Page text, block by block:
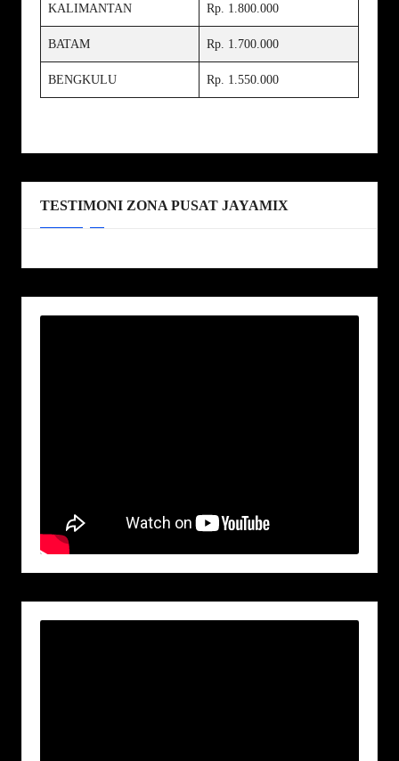
KALIMANTAN Rp. 1.800.000
BATAM Rp. 1.700.000
BENGKULU Rp. 1.550.000
TESTIMONI ZONA PUSAT JAYAMIX